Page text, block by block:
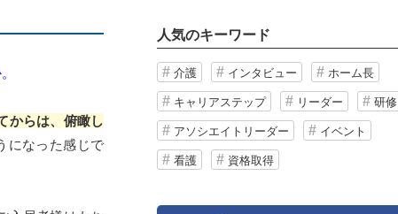
からは、俯瞰し
になった感じで
人気のキーワード
介護 インタビュー ホーム長
キャリアステップ リーダー 研修
アソシエイトリーダー イベント
看護 資格取得